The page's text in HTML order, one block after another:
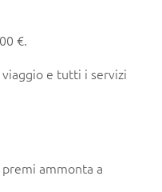
€.
viaggio e tutti i servizi
ammonta a